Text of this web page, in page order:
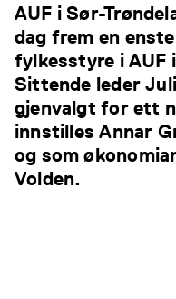
AUF i Sør-
dag frem en
fylkesstyre i AUF
Sittende leder
gjenvalgt for ett
innstilles Annar
og som
Volden.